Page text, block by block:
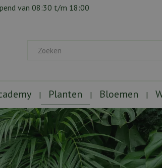
van 08:30 t/m 18:00
Planten Bloemen